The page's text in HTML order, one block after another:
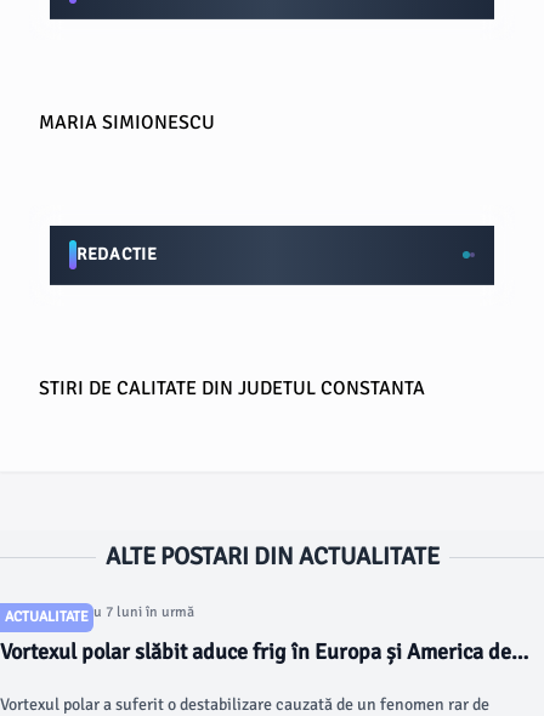
MARIA SIMIONESCU
REDACTIE
STIRI DE CALITATE DIN JUDETUL CONSTANTA
ALTE POSTARI DIN ACTUALITATE
ACTUALITATE
Articol postat cu 7 luni în urmă
Vortexul polar slăbit aduce frig în Europa și America de
Vortexul polar a suferit o destabilizare cauzată de un fenomen rar de